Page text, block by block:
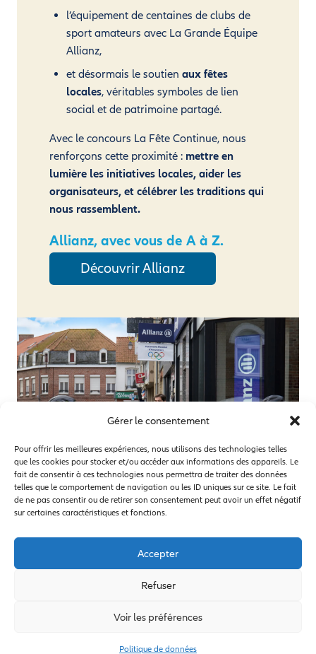
Gérer le consentement
Pour offrir les meilleures expériences, nous utilisons des technologies telles
que les cookies pour stocker et/ou accéder aux informations des appareils. Le
fait de consentir à ces technologies nous permettra de traiter des données
telles que le comportement de navigation ou les ID uniques sur ce site. Le fait
de ne pas consentir ou de retirer son consentement peut avoir un effet négatif
sur certaines caractéristiques et fonctions.
Accepter
Refuser
Voir les préférences
Politique de données
l’équipement de centaines de clubs de
sport amateurs avec La Grande Équipe
Allianz,
et désormais le soutien aux fêtes
locales, véritables symboles de lien
social et de patrimoine partagé.
Avec le concours La Fête Continue, nous
renforçons cette proximité : mettre en
lumière les initiatives locales, aider les
organisateurs, et célébrer les traditions qui
nous rassemblent.
Allianz, avec vous de A à Z.
Découvrir Allianz
Politique de données